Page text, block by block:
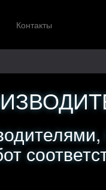
Контакты